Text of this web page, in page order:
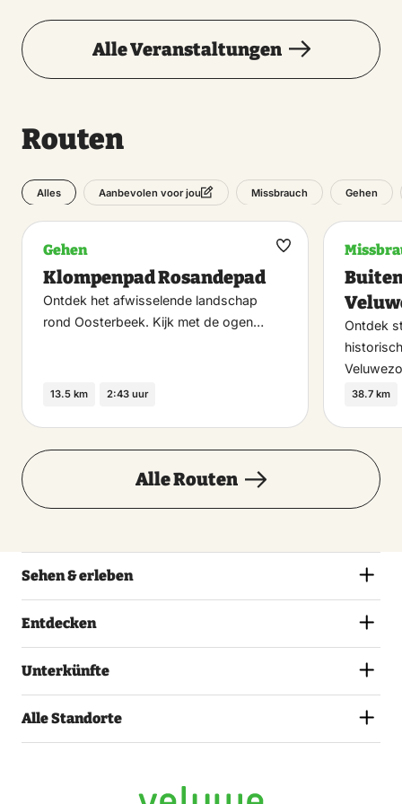
Alle Veranstaltungen
Routen
Alles Aanbevolen voor jou Missbrauch Gehen
Gehen
Klompenpad Rosandepad
Ontdek het afwisselende landschap
rond Oosterbeek. Kijk met de ogen…
13.5 km 2:43 uur
Maak
Ontdek
38.7 km
Alle Routen
10 Oktober 2026
Sonntag
11 Oktober 2026
Dienstag
13 Oktober 2026
Mittwoch
Donnerstag
15 Oktober 2026
16 Oktober 2026
17 Oktober 2026
Sehen & erleben
Entdecken
Unterkünfte
Alle Standorte